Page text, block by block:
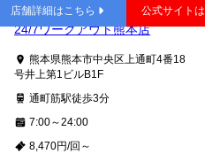
通町筋
24/7ワークアウト熊本店
熊本県熊本市中央区上通町4番18
号井上第1ビルB1F
通町筋駅徒歩3分
7:00～24:00
8,470円/回～
店舗詳細はこちら 公式サイト